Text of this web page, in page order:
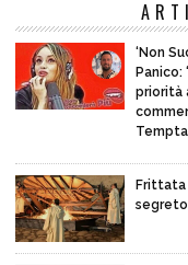
‘Non
Panico:
priorità
Frittata
segreto